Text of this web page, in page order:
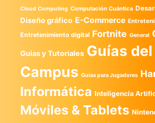
Cloud Computing Computación Cuántica
Diseño gráfico E-Commerce
Entretenimiento digital Fortnite General
Guias y Tutoriales Guías del
Campus Guías para Jugadores
Informática Inteligencia
Móviles & Tablets